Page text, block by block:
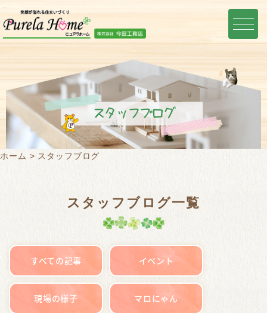
スタッフブログ
ホーム スタッフブログ
スタッフブログ一覧
すべての記事 イベント
現場の様子 マロにゃん